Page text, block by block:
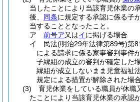
当したことにより当該育児休業の
後、 同条に規定する承認に係る子
当することとなったこと。
ア
前号ア又はイに掲げる場合
イ
民法(明治29年法律第89号)第
による請求に係る家事審判事件
子縁組の成立の審判が確定した
縁組が成立しないまま児童福祉
規定による措置が解除された場
(3)
育児休業をしている職員が休職
たことにより当該育児休業の承認